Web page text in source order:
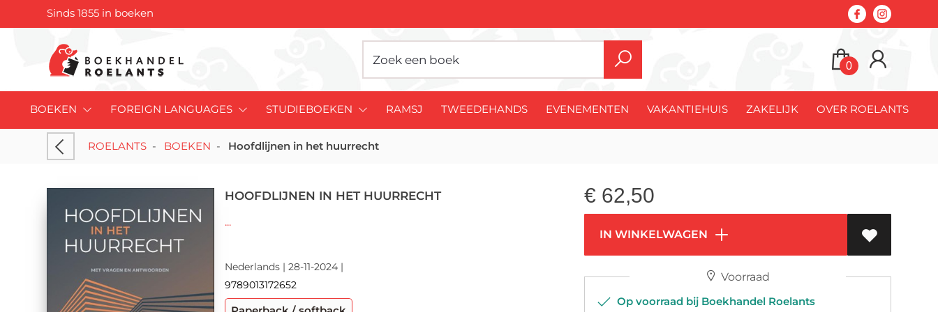
Sinds 1855 in boeken
0
BOEKEN FOREIGN LANGUAGES STUDIEBOEKEN RAMSJ TWEEDEHANDS EVENEMENTEN VAKANTIEHUIS ZAKELIJK OVER ROELANTS
ROELANTS - BOEKEN - Hoofdlijnen in het huurrecht
HOOFDLIJNEN IN HET HUURRECHT
...
Nederlands | 28-11-2024 |
9789013172652
€ 62,50
IN WINKELWAGEN
Voorraad
Op voorraad bij Boekhandel Roelants